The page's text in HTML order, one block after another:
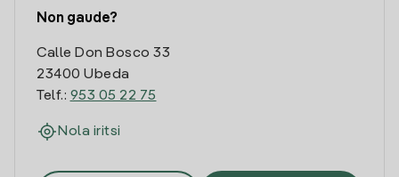
Non gaude?
Calle Don Bosco 33
23400 Ubeda
Telf.: 953 05 22 75
Nola iritsi